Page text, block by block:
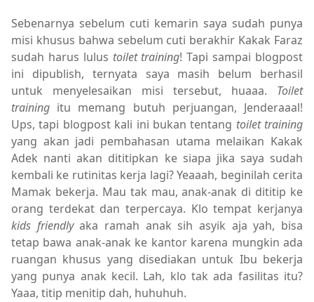
Sebenarnya sebelum cuti kemarin saya sudah punya
misi khusus bahwa sebelum cuti berakhir Kakak Faraz
sudah harus lulus toilet training! Tapi sampai blogpost
ini dipublish, ternyata saya masih belum berhasil
untuk menyelesaikan misi tersebut, huaaa. Toilet
training itu memang butuh perjuangan, Jenderaaal!
Ups, tapi blogpost kali ini bukan tentang toilet training
yang akan jadi pembahasan utama melaikan Kakak
Adek nanti akan dititipkan ke siapa jika saya sudah
kembali ke rutinitas kerja lagi? Yeaaah, beginilah cerita
Mamak bekerja. Mau tak mau, anak-anak di dititip ke
orang terdekat dan terpercaya. Klo tempat kerjanya
kids friendlyaka ramah anak sih asyik aja yah, bisa
tetap bawa anak-anak ke kantor karena mungkin ada
ruangan khusus yang disediakan untuk Ibu bekerja
yang punya anak kecil. Lah, klo tak ada fasilitas itu?
Yaaa, titip menitip dah, huhuhuh.